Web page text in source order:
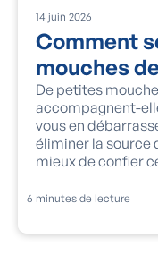
14 juin 2026
Comment
mouches
De petites
accompagnent-
vous en
éliminer la source
mieux de confier
6 minutes de lecture